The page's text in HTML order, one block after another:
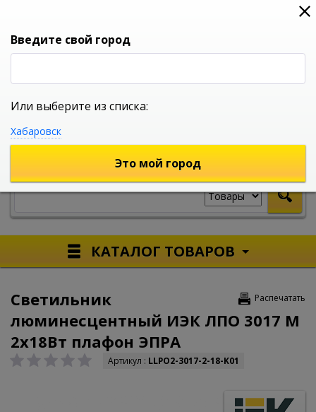
0
УНИВЕРСАЛЬНЫЙ ИНТЕРНЕТ МАГАЗИН
КАТАЛОГ ТОВАРОВ
Распечатать
Светильник
люминесцентный ИЭК ЛПО 3017 М
2х18Вт плафон ЭПРА
Артикул : LLPO2-3017-2-18-K01
Введите свой город
Или выберите из списка:
Хабаровск
Это мой город